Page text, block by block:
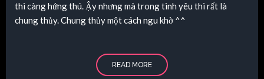
thì càng hứng thú. Ậy nhưng mà trong tình yêu thì rất là
chung thủy. Chung thủy một cách ngu khờ ^^
READ MORE